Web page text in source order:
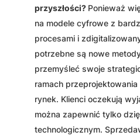
przyszłości? Ponieważ
na modele cyfrowe z
procesami i
potrzebne są nowe
przemyśleć swoje
ramach
rynek. Klienci oczekują
można zapewnić tylko
technologicznym.